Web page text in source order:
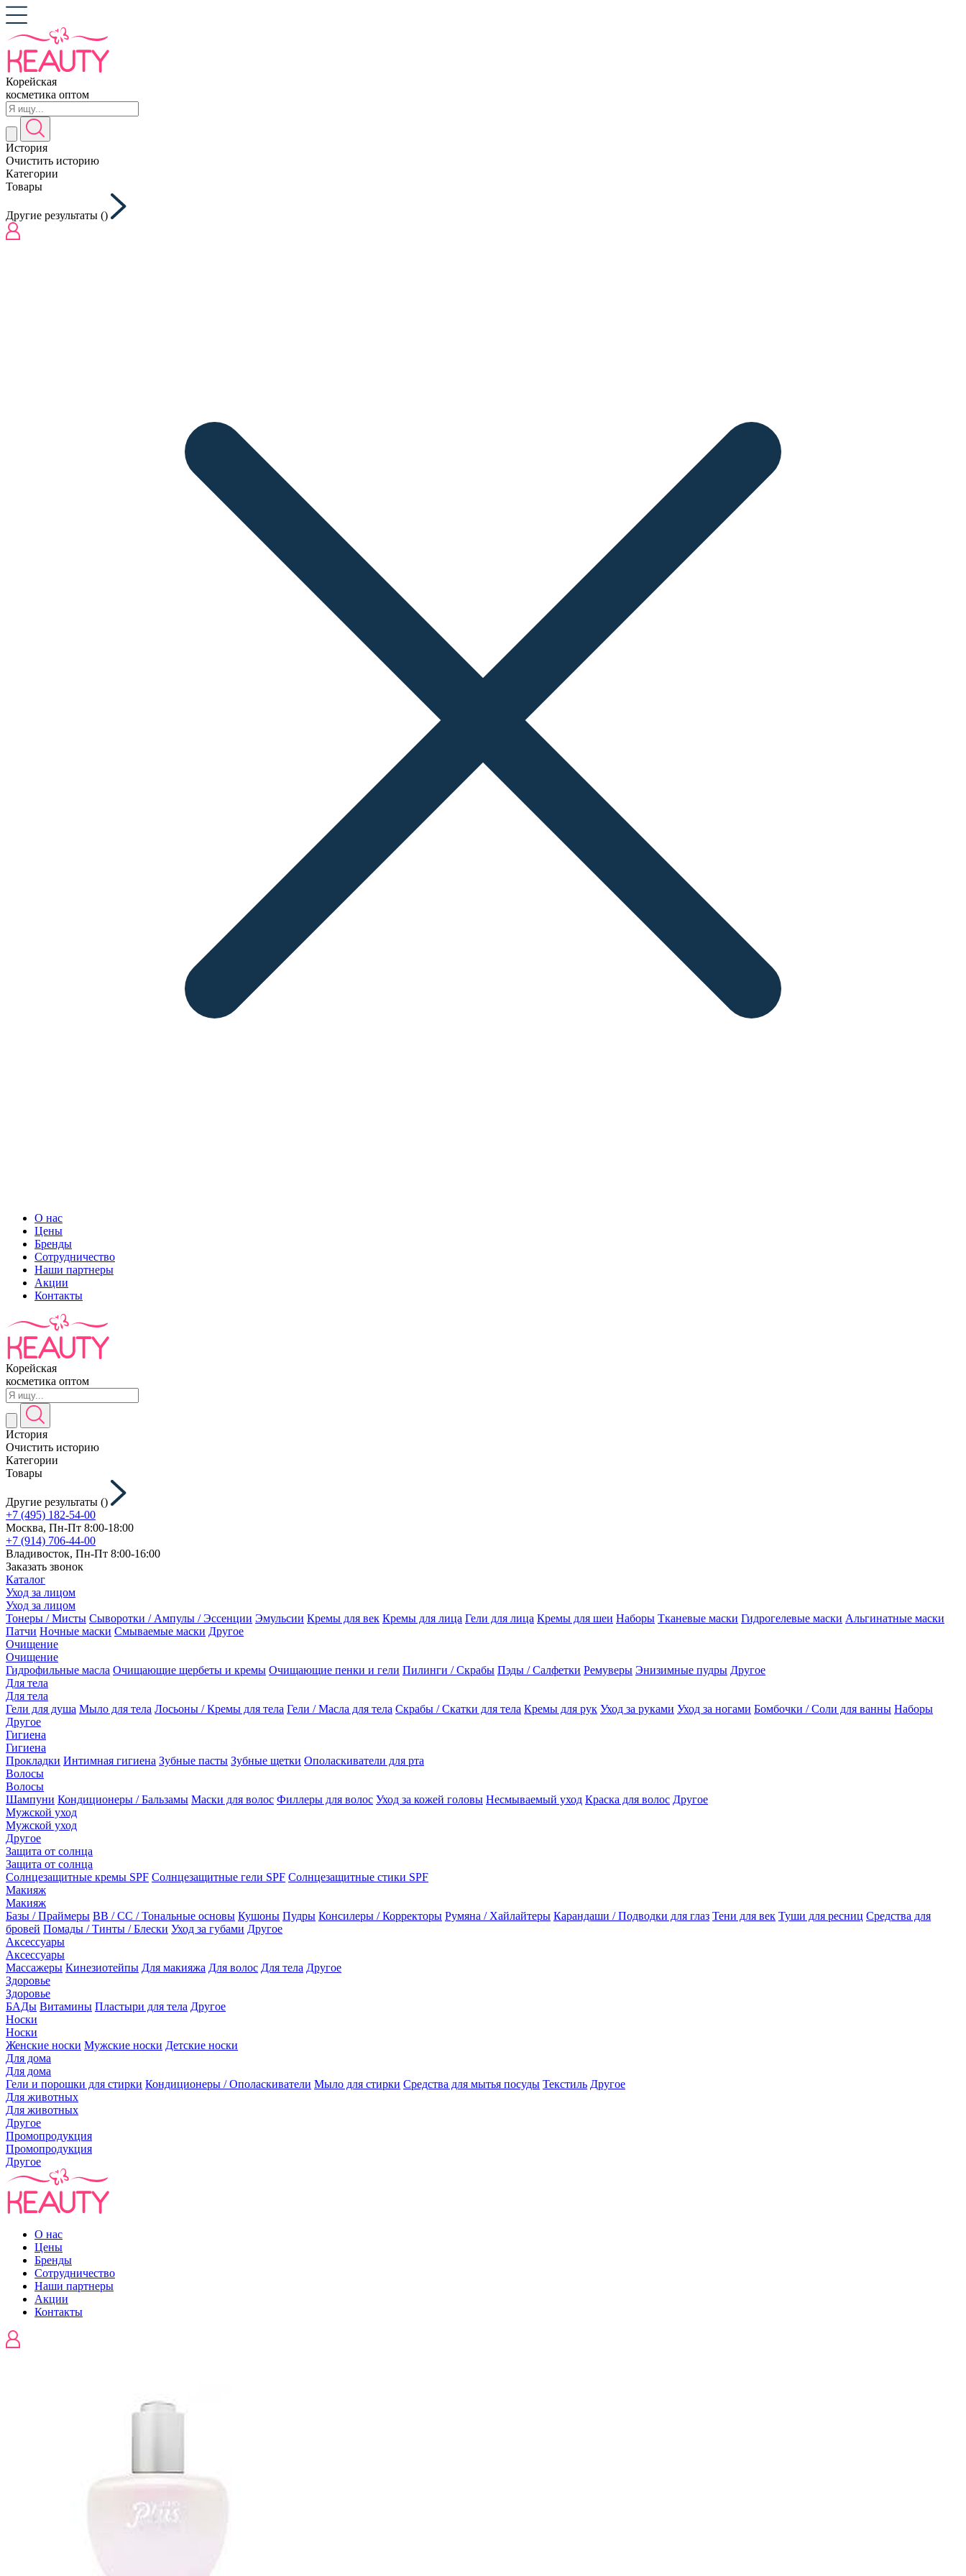
Корейская
косметика оптом
История
Очистить историю
Категории
Товары
Другие результаты ()
О нас
Цены
Бренды
Сотрудничество
Наши партнеры
Акции
Контакты
Корейская
косметика оптом
История
Очистить историю
Категории
Товары
Другие результаты ()
+7 (495) 182-54-00
Москва, Пн-Пт 8:00-18:00
+7 (914) 706-44-00
Владивосток, Пн-Пт 8:00-16:00
Заказать звонок
Каталог
Уход за лицом
Уход за лицом
Тонеры / Мисты Сыворотки / Ампулы / Эссенции Эмульсии Кремы для век Кремы для лица Гели для лица Кремы для шеи Наборы Тканевые маски Гидрогелевые маски Альгинатные маски
Патчи Ночные маски Смываемые маски Другое
Очищение
Очищение
Гидрофильные масла Очищающие щербеты и кремы Очищающие пенки и гели Пилинги / Скрабы Пэды / Салфетки Ремуверы Энизимные пудры Другое
Для тела
Для тела
Гели для душа Мыло для тела Лосьоны / Кремы для тела Гели / Масла для тела Скрабы / Скатки для тела Кремы для рук Уход за руками Уход за ногами Бомбочки / Соли для ванны Наборы
Другое
Гигиена
Гигиена
Прокладки Интимная гигиена Зубные пасты Зубные щетки Ополаскиватели для рта
Волосы
Волосы
Шампуни Кондиционеры / Бальзамы Маски для волос Филлеры для волос Уход за кожей головы Несмываемый уход Краска для волос Другое
Мужской уход
Мужской уход
Другое
Защита от солнца
Защита от солнца
Солнцезащитные кремы SPF Солнцезащитные гели SPF Солнцезащитные стики SPF
Макияж
Макияж
Базы / Праймеры BB / CC / Тональные основы Кушоны Пудры Консилеры / Корректоры Румяна / Хайлайтеры Карандаши / Подводки для глаз Тени для век Туши для ресниц Средства для
бровей Помады / Тинты / Блески Уход за губами Другое
Аксессуары
Аксессуары
Массажеры Кинезиотейпы Для макияжа Для волос Для тела Другое
Здоровье
Здоровье
БАДы Витамины Пластыри для тела Другое
Носки
Носки
Женские носки Мужские носки Детские носки
Для дома
Для дома
Гели и порошки для стирки Кондиционеры / Ополаскиватели Мыло для стирки Средства для мытья посуды Текстиль Другое
Для животных
Для животных
Другое
Промопродукция
Промопродукция
Другое
О нас
Цены
Бренды
Сотрудничество
Наши партнеры
Акции
Контакты